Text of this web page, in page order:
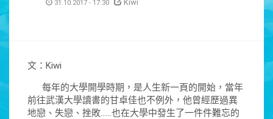
31.10.2017 - 17:30 Kiwi
文：Kiwi
每年的大學開學時期，是人生新一頁的開始，當年
前往武漢大學讀書的甘卓佳也不例外，他曾經歷過異
地戀、失戀、挫敗……也在大學中發生了一件件難忘的